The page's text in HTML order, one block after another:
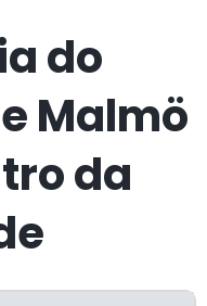
do
Malmö
da